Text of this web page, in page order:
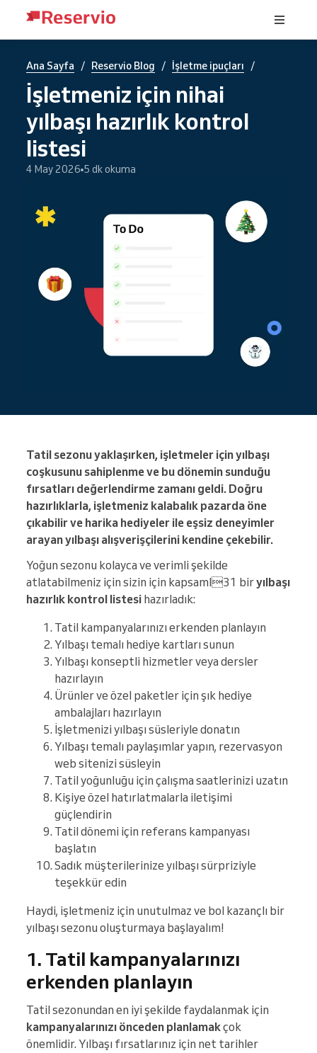
Ana Sayfa / Reservio Blog / İşletme ipuçları /
İşletmeniz için nihai
yılbaşı hazırlık kontrol
listesi
4 May 2026 5 dk okuma
Tatil sezonu yaklaşırken, işletmeler için yılbaşı
coşkusunu sahiplenme ve bu dönemin sunduğu
fırsatları değerlendirme zamanı geldi. Doğru
hazırlıklarla, işletmeniz kalabalık pazarda öne
çıkabilir ve harika hediyeler ile eşsiz deneyimler
arayan yılbaşı alışverişçilerini kendine çekebilir.
Yoğun sezonu kolayca ve verimli şekilde
atlatabilmeniz için sizin için kapsaml31 biryılbaşı
hazırlık kontrol listesi hazırladık:
Tatil kampanyalarınızı erkenden planlayın
Yılbaşı temalı hediye kartları sunun
Yılbaşı konseptli hizmetler veya dersler
hazırlayın
Ürünler ve özel paketler için şık hediye
ambalajları hazırlayın
İşletmenizi yılbaşı süsleriyle donatın
Yılbaşı temalı paylaşımlar yapın, rezervasyon
web sitenizi süsleyin
Tatil yoğunluğu için çalışma saatlerinizi uzatın
Kişiye özel hatırlatmalarla iletişimi
güçlendirin
Tatil dönemi için referans kampanyası
başlatın
Sadık müşterilerinize yılbaşı sürpriziyle
teşekkür edin
Haydi, işletmeniz için unutulmaz ve bol kazançlı bir
yılbaşı sezonu oluşturmaya başlayalım!
1. Tatil kampanyalarınızı
erkenden planlayın
Tatil sezonundan en iyi şekilde faydalanmak için
kampanyalarınızı önceden planlamakçok
önemlidir. Yılbaşı fırsatlarınız için net tarihler